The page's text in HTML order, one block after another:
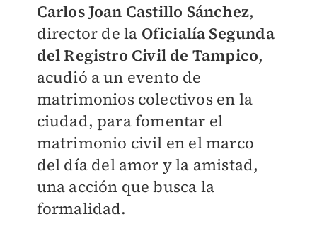
Carlos Joan Castillo Sánchez,
director de la Oficialía Segunda
del Registro Civil de Tampico,
acudió a un evento de
matrimonios colectivos en la
ciudad, para fomentar el
matrimonio civil en el marco
del día del amor y la amistad,
una acción que busca la
formalidad.